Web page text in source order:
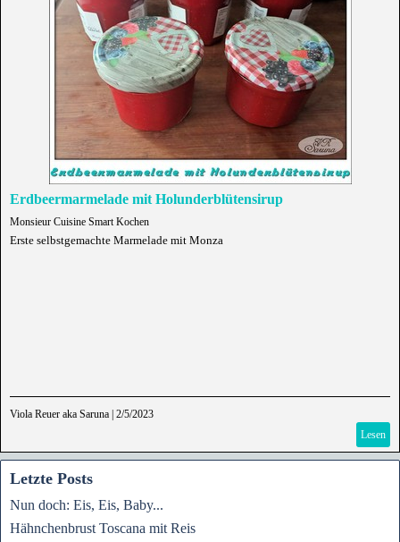
Erdbeermarmelade mit Holunderblütensirup
Monsieur Cuisine Smart Kochen
Erste selbstgemachte Marmelade mit Monza
Viola Reuer aka Saruna 2/5/2023
Lesen
Letzte Posts
Nun doch: Eis, Eis, Baby...
Hähnchenbrust Toscana mit Reis